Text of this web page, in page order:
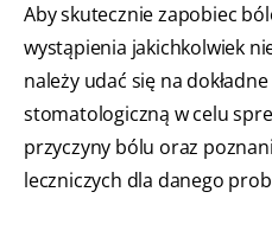
Aby skutecznie zapobiec
wystąpienia jakichkolwiek
należy udać się na
stomatologiczną w celu
przyczyny bólu oraz
leczniczych dla danego